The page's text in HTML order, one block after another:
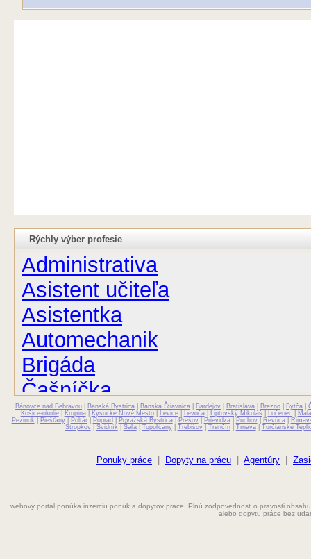
Rýchly výber profesie
Administrativa
Asistent učiteľa
Asistentka
Automechanik
Brigáda
Čašníčka
Čašník
Farmaceut
Grafik
Bánovce nad Bebravou Banská Bystrica Banská Štiavnica Bardejov Bratislava Brezno Bytča |
Košice-okolie| Krupina| Kysucké Nové Mesto| Levice| Levoča| Liptovský Mikuláš Lučenec
Pezinok
Piešťany| Poltár| Poprad Považská Bystrica| Prešov| Prievidza| Púchov| Revúca|
Stropkov| Svidník Šaľa| Topoľčany| Trebišov| Trenčín| Trnava| Turčianske
Ponuky práce Dopyty na prácu Agentúry
webový portál ponúka inzerciu ponúk a dopytov práce. Plnú zodpovednosť o pravosti
alebo dopytu práce bez